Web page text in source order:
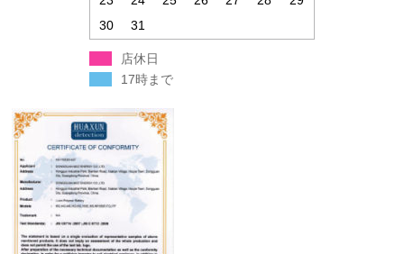
30
31
店休日
17時まで